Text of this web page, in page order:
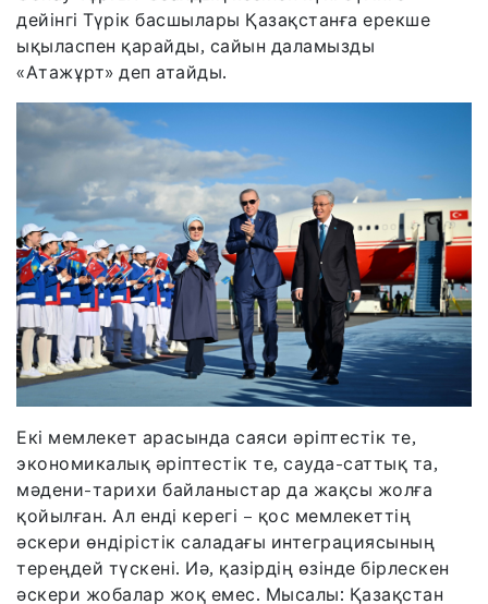
дейінгі Түрік басшылары Қазақстанға ерекше
ықыласпен қарайды, сайын даламызды
«Атажұрт» деп атайды.
Екі мемлекет арасында саяси әріптестік те,
экономикалық әріптестік те, сауда-саттық та,
мәдени-тарихи байланыстар да жақсы жолға
қойылған. Ал енді керегі – қос мемлекеттің
әскери өндірістік саладағы интеграциясының
тереңдей түскені. Иә, қазірдің өзінде бірлескен
әскери жобалар жоқ емес. Мысалы: Қазақстан